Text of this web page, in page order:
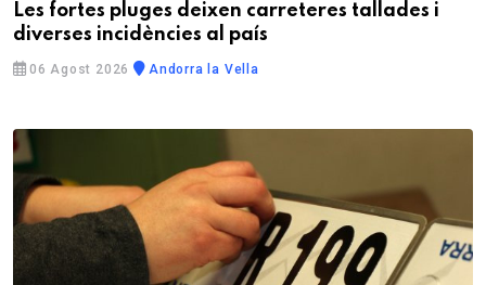
Les fortes pluges deixen carreteres tallades i
diverses incidències al país
06 Agost 2026 Andorra la Vella